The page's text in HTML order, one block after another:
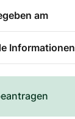
am
Informationen